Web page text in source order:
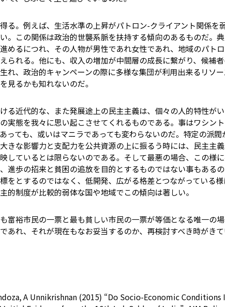
る。例えば、生活水準の上昇がパトロン-クライアント関係を
。この関係は政治的世襲系脈を扶持する傾向のあるものだ。
めるにつれ、その人物が男性であれ女性であれ、地域のパト
られる。他にも、収入の増加が中間層の成長に繋がり、候補
れ、政治的キャンペーンの際に多様な集団が利用出来るリソ
見るかも知れないのだ。
る近代的な、また発展途上の民主主義は、個々の人的特性が
実態を我々に思い起こさせてくれるものである。事はワシン
っても、或いはマニラであっても変わらないのだ。特定の派
きな影響力と支配力を公共資源の上に振るう時には、民主主
しているとは限らないのである。そして最悪の場合、この様
進歩の招来と貧困の追放を目的とするものではない事もある
をとするのではなく、低開発、広がる格差とつながっている
的制度が比較的弱体な国や地域でこの傾向は著しい。
富裕市民の一票と最も貧しい市民の一票が等価となる唯一の場
あれ、それが現在もなお妥当するのか、再検討すべき時がき
A Unnikrishnan (2015) “Do Socio-Economic Conditions